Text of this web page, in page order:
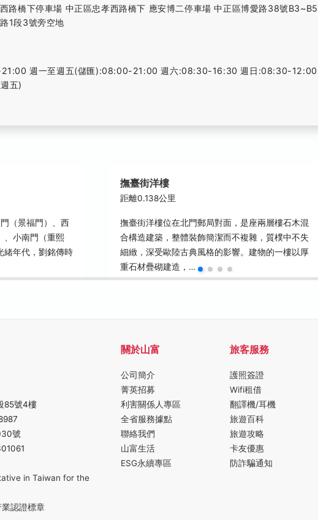
路橋下停車場 中正區忠孝西路橋下 應安博二停車場 中正區博愛路38號B3~B5
1段3號旁空地
21:00 週一至週五(儲匯):08:00-21:00 週六:08:30-16:30 週日:08:30-12:00
五)
（景福門）、西
、小南門（重熙
緒年代，劉銘傳時
撫臺街洋樓
距離0.138公里
撫臺街洋樓位在北門郵局對面，是座兩層樓石木混
合構造建築，整體裝飾簡潔而不複雜，質樸中不失
細緻，深受歐陸古典風格的影響。建物的一樓以厚
重石材疊砌建造，…
85號4樓
號
in Taiwan for the
認證標章
關於山富
公司簡介
菁英招募
利害關係人專區
全省服務據點
聯絡我們
山富生活
ESG永續專區
旅客服務
護照簽證
Wifi租借
翻譯機/耳機
旅遊百科
旅遊攻略
卡友優惠
防詐騙通知